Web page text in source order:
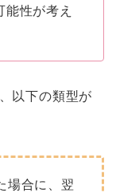
性が考え
以下の類型が
合に、翌